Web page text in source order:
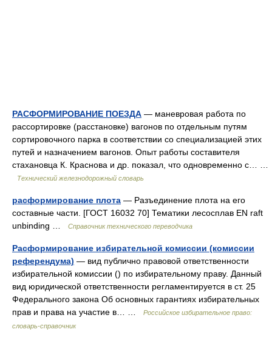
РАСФОРМИРОВАНИЕ ПОЕЗДА — маневровая работа по
рассортировке (расстановке) вагонов по отдельным путям
сортировочного парка в соответствии со специализацией этих
путей и назначением вагонов. Опыт работы составителя
стахановца К. Краснова и др. показал, что одновременно с… …
Технический железнодорожный словарь
расформирование плота — Разъединение плота на его
составные части. [ГОСТ 16032 70] Тематики лесосплав EN raft
unbinding …
Справочник технического переводчика
Расформирование избирательной комиссии (комиссии
референдума) — вид публично правовой ответственности
избирательной комиссии () по избирательному праву. Данный
вид юридической ответственности регламентируется в ст. 25
Федерального закона Об основных гарантиях избирательных
прав и права на участие в… …
Российское избирательное право:
словарь-справочник